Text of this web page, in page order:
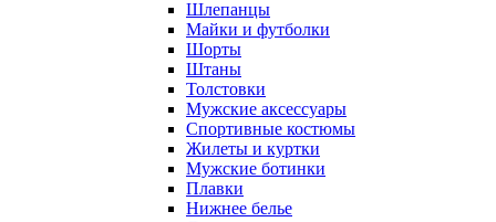
Шлепанцы
Майки и футболки
Шорты
Штаны
Толстовки
Мужские аксессуары
Спортивные костюмы
Жилеты и куртки
Мужские ботинки
Плавки
Нижнее белье